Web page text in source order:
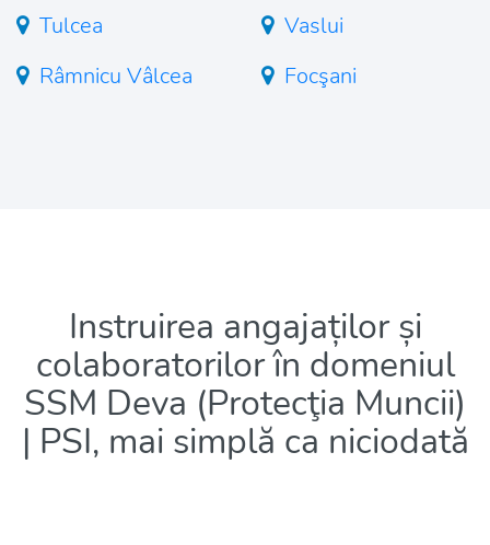
Tulcea
Vaslui
Râmnicu Vâlcea
Focşani
Instruirea angajaților și
colaboratorilor în domeniul
SSM Deva (Protecţia Muncii)
| PSI, mai simplă ca niciodată